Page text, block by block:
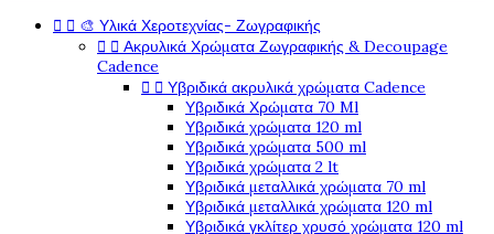
  🎨 Υλικά Χεροτεχνίας- Ζωγραφικής
  Ακρυλικά Χρώματα Ζωγραφικής & Decoupage
Cadence
  Υβριδικά ακρυλικά χρώματα Cadence
Υβριδικά Χρώματα 70 Ml
Υβριδικά χρώματα 120 ml
Υβριδικά χρώματα 500 ml
Υβριδικά χρώματα 2 lt
Υβριδικά μεταλλικά χρώματα 70 ml
Υβριδικά μεταλλικά χρώματα 120 ml
Υβριδικά γκλίτερ χρυσό χρώματα 120 ml